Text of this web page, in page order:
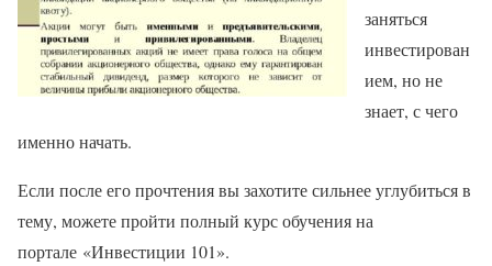
заняться
инвестирован
ием, но не
знает, с чего
именно начать.
Если после его прочтения вы захотите сильнее углубиться в
тему, можете пройти полный курс обучения на
портале «Инвестиции 101».